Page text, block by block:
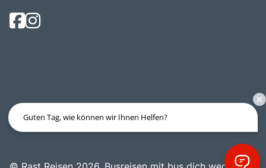
Guten Tag, wie können wir Ihnen Helfen?